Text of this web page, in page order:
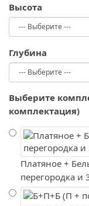
Высота
Глубина
Выберите
комплектация)
Платяное +
перегородка и